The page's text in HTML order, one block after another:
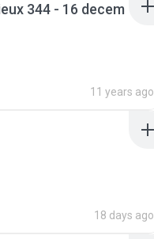
344 - 16 decem
11 years ago
18 days ago